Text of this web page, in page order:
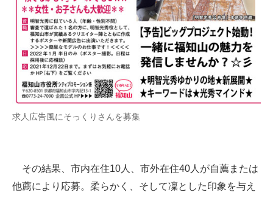
求人広告風にそっくりさんを募集
その結果、市内在住10人、市外在住40人が自薦または
他薦により応募。柔らかく、そして凜とした印象を与え